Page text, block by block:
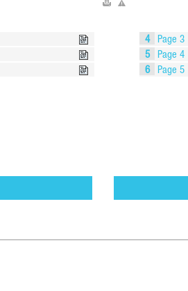
4
Page 3
5
Page 4
6
Page 5